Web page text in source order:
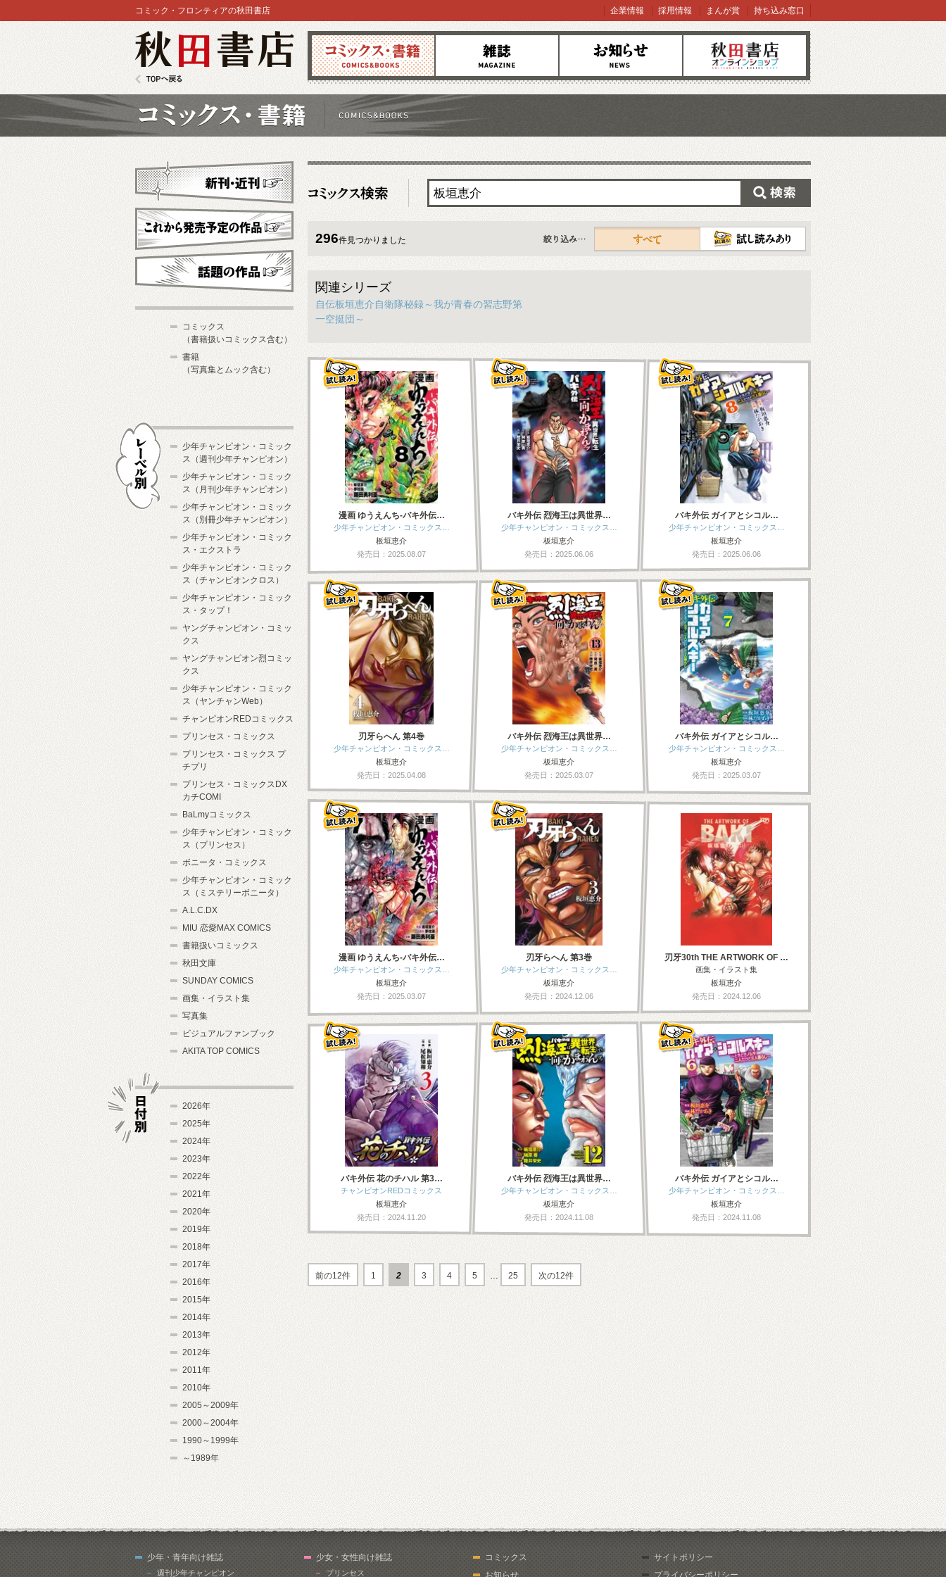
コミックス 雑誌 お知らせ オンラインショップ
コミック・フロンティアの秋田書店 企業情報 採用情報 まんが賞 持ち込み窓口
296件見つかりました
すべて
関連シリーズ
自伝板垣恵介自衛隊秘録～我が青春の習志野第
一空挺団～
漫画 ゆうえんち-バキ外伝…
少年チャンピオン・コミックス…
板垣恵介
発売日：2025.08.07
バキ外伝 烈海王は異世界…
少年チャンピオン・コミックス…
板垣恵介
発売日：2025.06.06
バキ外伝 ガイアとシコル…
少年チャンピオン・コミックス…
板垣恵介
発売日：2025.06.06
刃牙らへん 第4巻
少年チャンピオン・コミックス…
板垣恵介
発売日：2025.04.08
バキ外伝 烈海王は異世界…
少年チャンピオン・コミックス…
板垣恵介
発売日：2025.03.07
バキ外伝 ガイアとシコル…
少年チャンピオン・コミックス…
板垣恵介
発売日：2025.03.07
漫画 ゆうえんち-バキ外伝…
少年チャンピオン・コミックス…
板垣恵介
発売日：2025.03.07
刃牙らへん 第3巻
少年チャンピオン・コミックス…
板垣恵介
発売日：2024.12.06
刃牙30th THE ARTWORK OF …
画集・イラスト集
板垣恵介
発売日：2024.12.06
バキ外伝 花のチハル 第3…
チャンピオンREDコミックス
板垣恵介
発売日：2024.11.20
バキ外伝 烈海王は異世界…
少年チャンピオン・コミックス…
板垣恵介
発売日：2024.11.08
バキ外伝 ガイアとシコル…
少年チャンピオン・コミックス…
板垣恵介
発売日：2024.11.08
前の12件 1 2 3 4 5 … 25 次の12件
新刊・近刊
これから発売予定
コミックス
（書籍扱いコミックス含む）
書籍
（写真集とムック含む）
少年チャンピオン・コミック
ス（週刊少年チャンピオン）
少年チャンピオン・コミック
ス（月刊少年チャンピオン）
少年チャンピオン・コミック
ス（別冊少年チャンピオン）
少年チャンピオン・コミック
ス・エクストラ
少年チャンピオン・コミック
ス（チャンピオンクロス）
少年チャンピオン・コミック
ス・タップ！
ヤングチャンピオン・コミッ
クス
ヤングチャンピオン烈コミッ
クス
少年チャンピオン・コミック
ス（ヤンチャンWeb）
チャンピオンREDコミックス
プリンセス・コミックス
プリンセス・コミックス プ
チプリ
プリンセス・コミックスDX
カチCOMI
BaLmyコミックス
少年チャンピオン・コミック
ス（プリンセス）
ボニータ・コミックス
少年チャンピオン・コミック
ス（ミステリーボニータ）
A.L.C.DX
MIU 恋愛MAX COMICS
書籍扱いコミックス
秋田文庫
SUNDAY COMICS
画集・イラスト集
写真集
ビジュアルファンブック
AKITA TOP COMICS
2026年
2025年
2024年
2023年
2022年
2021年
2020年
2019年
2018年
2017年
2016年
2015年
2014年
2013年
2012年
2011年
2010年
2005～2009年
2000～2004年
1990～1999年
～1989年
少年・青年向け雑誌
週刊少年チャンピオン
少女・女性向け雑誌
プリンセス
コミックス
お知らせ
サイトポリシー
プライバシーポリシー